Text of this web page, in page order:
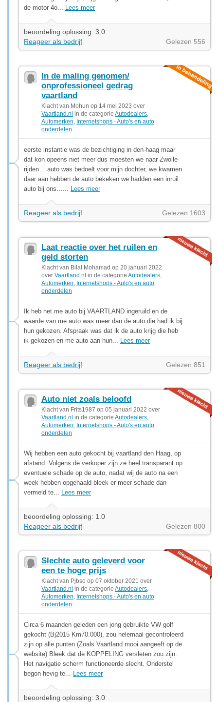
de motor 4o... Lees meer
beoordeling oplossing: 3.0
Reageer als bedrijf
Gelezen 556
In de maling genomen/
onprofessioneel gedrag
vaartland
Klacht van Mohun op 14 mei 2023 over
Vaartland.nl in de categorie Autodealers
Automerken Internetshops - Auto's en auto
onderdelen
eerste instantie was de bezichtiging in den-haag maar
dat kon opeens niet meer dus moesten we naar Zwolle
rijden… auto was bedoelt voor mijn dochter, we kwamen
daar aan hebben de auto bekeken we hadden een inruil
auto bij ons…... Lees meer
Reageer als bedrijf Gelezen 1603
Laat reactie over het ruilen en
geld storten
Klacht van Bilal Mohamad op 20 januari 2022
over Vaartland.nl in de categorie Autodealers
Automerken Internetshops - Auto's en auto
onderdelen
Ik heb het me auto bij VAARTLAND ingeruild en de
waarde van me auto was meer dan de auto die had ik bij
hun gekozen. Afspraak was dat ik de auto krijg die heb
ik gekozen en me auto aan hun... Lees meer
Reageer als bedrijf Gelezen 851
Auto niet zoals beloofd
Klacht van Frits1987 op 05 januari 2022 over
Vaartland.nl in de categorie Autodealers
Automerken Internetshops - Auto's en auto
onderdelen
Wij hebben een auto gekocht bij vaartland den Haag, op
afstand. Volgens de verkoper zijn ze heel transparant op
eventuele schade op de auto, nadat wij de auto na een
week hebben opgehaald bleek er meer schade dan
vermeld te... Lees meer
beoordeling oplossing: 1.0
Reageer als bedrijf
Gelezen 800
Slechte auto geleverd voor
een te hoge prijs
Klacht van Pjbso op 07 oktober 2021 over
Vaartland.nl in de categorie Autodealers
Automerken Internetshops - Auto's en auto
onderdelen
Circa 6 maanden geleden een jong gebruikte VW golf
gekocht (Bj2015 Km70.000), zou helemaal gecontroleerd
zijn op alle punten (Zoals Vaartland mooi aangeeft op de
website) Bleek dat de KOPPELING versleten zou zijn.
Het navigatie scherm functioneerde slecht. Onderstel
begon hevig te... Lees meer
beoordeling oplossing: 3.0